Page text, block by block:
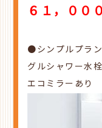
６１，００
●シンプルプラ
グルシャワー水栓
エコミラーあり